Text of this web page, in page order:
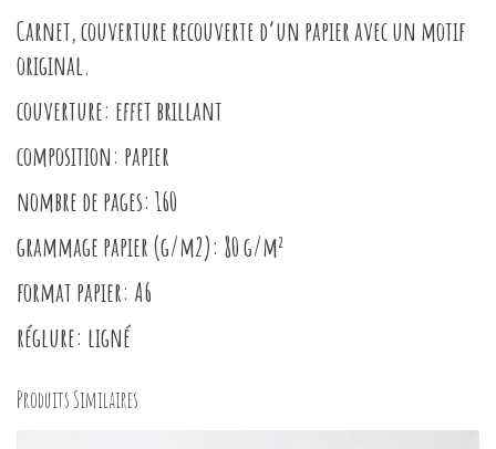
Carnet, couverture recouverte d’un papier avec un motif
original.
couverture: effet brillant
composition: papier
nombre de pages: 160
grammage papier (g/m2): 80 g/m²
format papier: A6
réglure: ligné
Produits Similaires